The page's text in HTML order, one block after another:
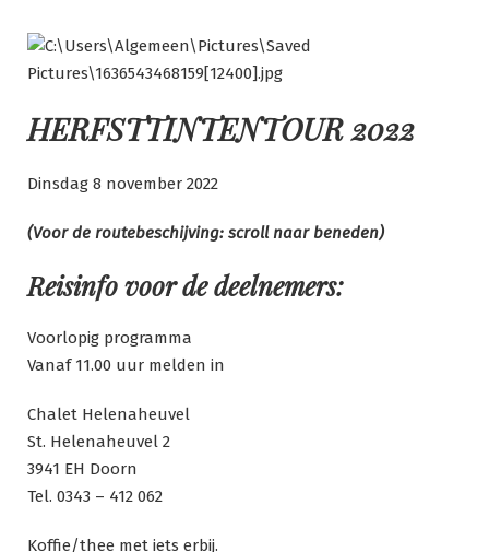
naar
HERFSTTINTENTOUR 2022
Dinsdag 8 november 2022
(Voor de routebeschijving: scroll naar beneden)
Reisinfo voor de deelnemers:
Voorlopig programma
Vanaf 11.00 uur melden in
Chalet Helenaheuvel
St. Helenaheuvel 2
3941 EH Doorn
Tel. 0343 – 412 062
Koffie/thee met iets erbij.